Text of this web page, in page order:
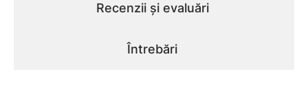
Recenzii și evaluări
Întrebări